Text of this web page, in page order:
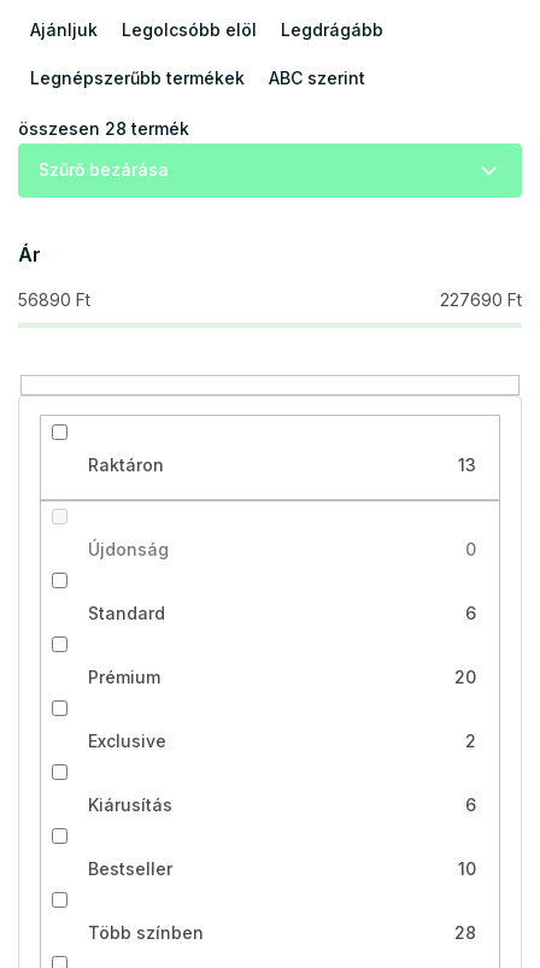
e
m
k
e
n
d
e
é
s
Ajánljuk Legolcsóbb elöl Legdrágább
Legnépszerűbb termékek ABC szerint
összesen 28 termék
Szűrő bezárása
Ár
56890 Ft 227690 Ft
Raktáron 13
Újdonság 0
Standard 6
Prémium 20
Exclusive 2
Kiárusítás 6
Bestseller 10
Több színben 28